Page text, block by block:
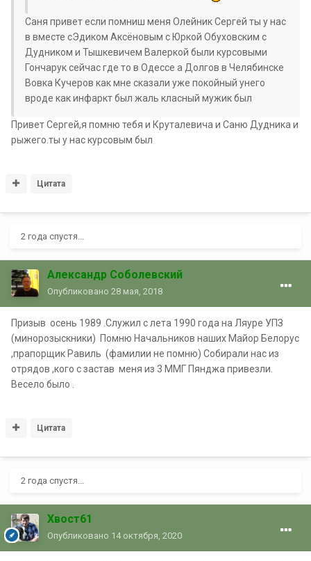
Саня привет если помниш меня Олейник Сергей ты у нас
в вместе сЭдиком Аксёновым с Юркой Обуховским с
Дудником и Тышкевичем Валеркой были курсовыми
Гончарук сейчас где то в Одессе а Долгов в Челябинске
Вовка Кучеров как мне сказали уже покойный унего
вроде как инфаркт был жаль класный мужик был
Привет Сергей,я помню тебя и Круталевича и Саню Дудника и
рыжего.ты у нас курсовым был
Цитата
2 года спустя...
Александр Соболевский
Опубликовано 28 мая, 2018
Призыв осень 1989 .Служил с лета 1990 года на Ляуре УПЗ
(минорозыскники) Помню Начальников наших Майор Белорус
,прапорщик Равиль (фамилии не помню) Собирали нас из
отрядов ,кого с застав меня из 3 ММГ Пянджа привезли.
Весело было .
Цитата
2 года спустя...
Хвост61
Опубликовано 14 октября, 2020